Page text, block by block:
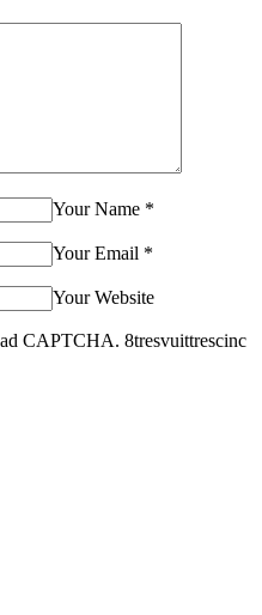
Your Name *
Your Email *
Your Website
CAPTCHA. 8tresvuittrescinc